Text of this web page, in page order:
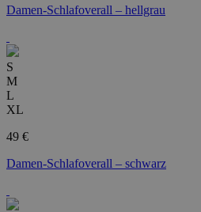
Damen-Schlafoverall – hellgrau
S
M
L
XL
49 €
Damen-Schlafoverall – schwarz